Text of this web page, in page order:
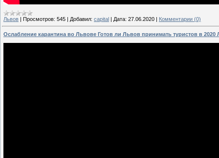
Львов | Просмотров: 545 | Добавил: capital | Дата: 27.06.2020 | Комментарии (0)
Ослабление карантина во Львове Готов ли Львов принимать туристов в 2020